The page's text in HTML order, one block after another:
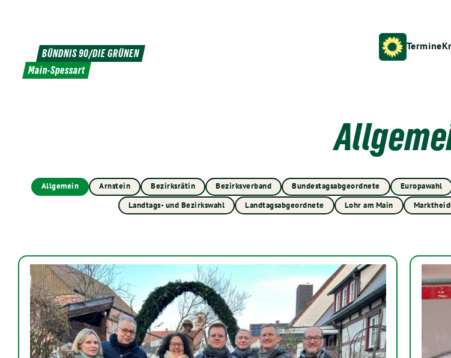
BÜNDNIS 90/DIE GRÜNEN
Main-Spessart
Termine
Allgemein Arnstein Bezirksrätin Bezirksverband Bundestagsabgeordnete Europawahl
Landtags- und Bezirkswahl
Landtagsabgeordnete Lohr am Main